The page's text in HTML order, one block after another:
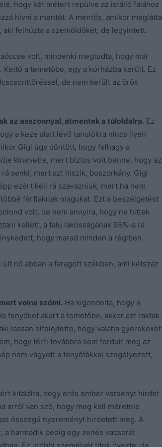
hogy két métert repülve az istálló falához
hívni a mentőt. A mentős, amikor meglátta
aki felhúzta a szemöldökét, de legyintett.
volt, mindenki megtudta, hogy már
a temetőbe, egy a kórházba került. Ez
de nem került az örök
az asszonnyal, átmentek a túloldalra. Ez
a keze alatt lévő tanulókra nincs ilyen
Gigi úgy döntött, hogy felhagy a
kinevette, mert biztos volt benne, hogy az
senki, mert azt hiszik, boszorkány. Gigi
ezért kell rá szavazniuk, mert ha nem
férfiaknak magukat. Ezt a beszélgetést
volt, de nem annyira, hogy ne hittek
kellett, a falu lakosságának 95%-a rá
hogy marad minden a régiben.
nő abban a faragott székben, ami kétszáz
volna szólni. Ha kigondolta, hogy a
fenyőket akart a temetőbe, akkor azt raktak.
lassan elfelejtette, hogy valaha gyerekeket
hogy férfi továbbra sem fordult meg az
nem vágyott a fenyőfákkal szegélyezett,
kitalálta, hogy erős ember versenyt hirdet
arról van szó, hogy meg kell méretnie
összegű nyereményt hirdetett meg. A
harmadik pedig egy zenés vacsorát